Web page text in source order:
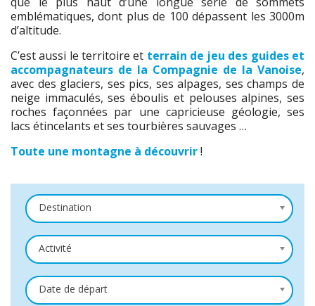
emblématiques, dont plus de 100 dépassent les 3000m
d’altitude.
C’est aussi le territoire et terrain de jeu des guides et
accompagnateurs de la Compagnie de la Vanoise,
avec des glaciers, ses pics, ses alpages, ses champs de
neige immaculés, ses éboulis et pelouses alpines, ses
roches façonnées par une capricieuse géologie, ses
lacs étincelants et ses tourbières sauvages …
Toute une montagne à découvrir!
Destination
Activité
Date de départ